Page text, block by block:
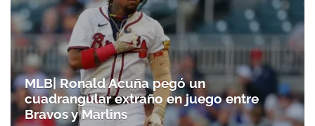
MLB| Ronald Acuña pegó un
cuadrangular extraño en juego entre
Bravos y Marlins